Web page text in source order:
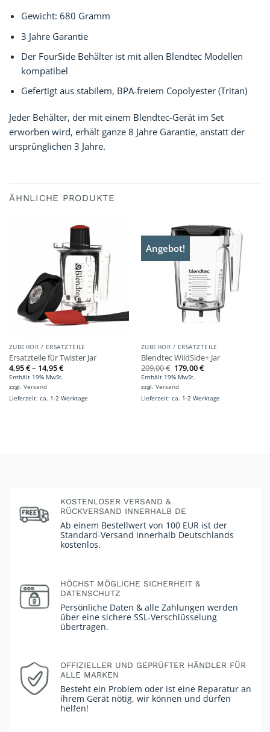
Gewicht: 680 Gramm
3 Jahre Garantie
Der FourSide Behälter ist mit allen Blendtec Modellen
kompatibel
Gefertigt aus stabilem, BPA-freiem Copolyester (Tritan)
Jeder Behälter, der mit einem Blendtec-Gerät im Set
erworben wird, erhält ganze 8 Jahre Garantie, anstatt der
ursprünglichen 3 Jahre.
ÄHNLICHE PRODUKTE
ZUBEHÖR / ERSATZTEILE
Ersatzteile für Twister Jar
4,95€– 14,95€Preisspanne:
4,95 €
bis
Enthält 19% MwSt.
zzgl. Versand
Lieferzeit: ca. 1-2 Werktage
Angebot!
ZUBEHÖR / ERSATZTEILE
Blendtec WildSide+ Jar
209,00€ Ursprünglicher
Preis
war:
209,00 €
179,00€Aktueller
Preis
Enthält 19% MwSt.
zzgl. Versand
Lieferzeit: ca. 1-2 Werktage
KOSTENLOSER VERSAND &
RÜCKVERSAND INNERHALB DE
Ab einem Bestellwert von 100 EUR ist der
Standard-Versand innerhalb Deutschlands
kostenlos.
HÖCHST MÖGLICHE SICHERHEIT &
DATENSCHUTZ
Persönliche Daten & alle Zahlungen werden
über eine sichere SSL-Verschlüsselung
übertragen.
OFFIZIELLER UND GEPRÜFTER HÄNDLER FÜR
ALLE MARKEN
Besteht ein Problem oder ist eine Reparatur an
ihrem Gerät nötig, wir können und dürfen
helfen!